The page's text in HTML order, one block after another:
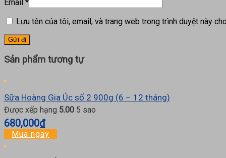
Email *
Lưu tên của tôi, email, và trang web trong trình duyệt này
Sản phẩm tương tự
Sữa Hoàng Gia Úc số 2 900g (6 – 12 tháng)
Được xếp hạng 5.00 5 sao
680,000₫
Mua ngay